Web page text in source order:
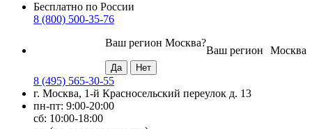
Бесплатно по России
8 (800) 500-35-76
Москва
Ваш регион
Ваш регион Москва?
8 (495) 565-30-55
г. Москва, 1-й Красносельский переулок д. 13
пн-пт: 9:00-20:00
сб: 10:00-18:00